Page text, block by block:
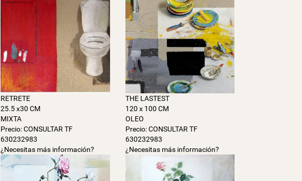
RETRETE
25.5 x30 CM
MIXTA
Precio: CONSULTAR TF
630232983
¿Necesitas más información?
THE LASTEST
120 x 100 CM
OLEO
Precio: CONSULTAR TF
630232983
¿Necesitas más información?